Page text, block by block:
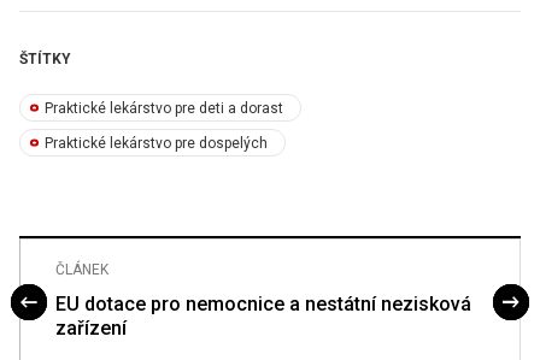
ŠTÍTKY
Praktické lekárstvo pre deti a dorast
Praktické lekárstvo pre dospelých
ČLÁNEK
EU dotace pro nemocnice a nestátní nezisková
zařízení